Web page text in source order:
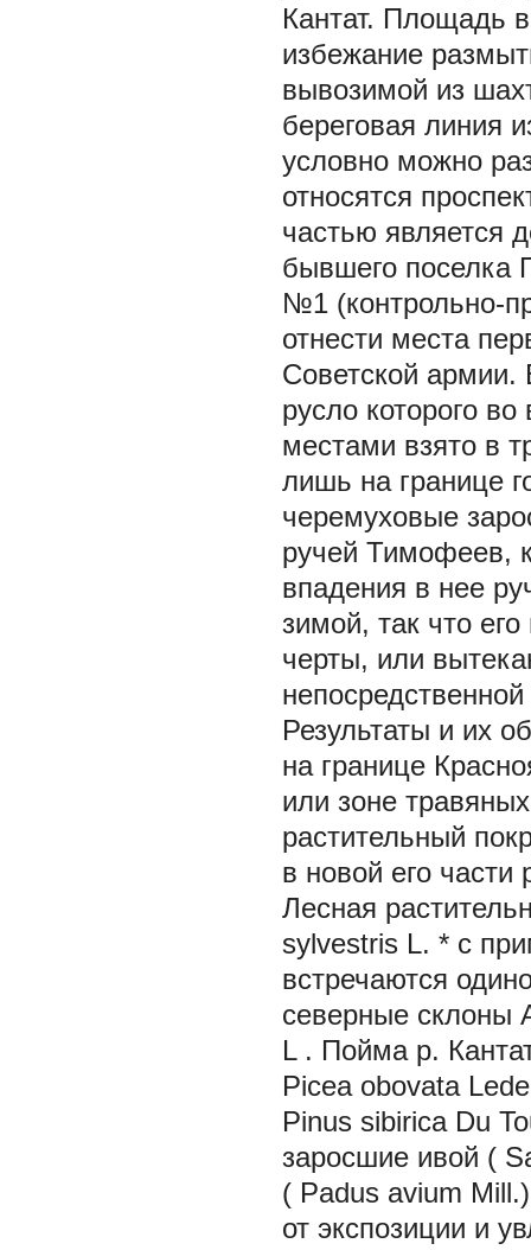
Кантат. Площадь
избежание
вывозимой из
береговая линия
условно можно
относятся
частью является
бывшего поселка
№1 (контрольно-
отнести места
Советской армии.
русло которого
местами взято в
лишь на границе
черемуховые
ручей Тимофеев,
впадения в нее
зимой, так что
черты, или
Результаты и их
на границе
или зоне
растительный
в новой его части
Лесная
sylvestris L. * с
встречаются
северные склоны
L . Пойма р.
Picea obovata
Pinus sibirica Du
заросшие ивой (
( Padus avium
от экспозиции и